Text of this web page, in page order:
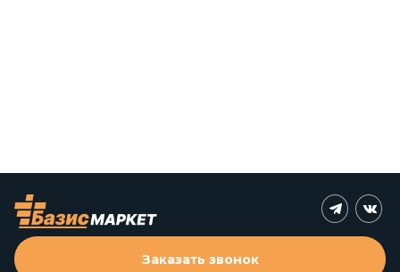
Заказать звонок